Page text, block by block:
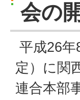
会の
平成26年
定）に関
連合本部